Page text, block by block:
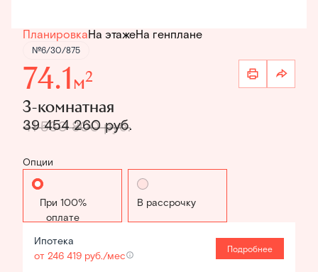
ПланировкаНа этажеНа генплане
№6/30/875
74.1м2
3-комнатная
41 530 800 руб.
39 454 260 руб.
Опции
Стандартная В рассрочку
Ипотека
от 246 419 руб./мес
Подробнее